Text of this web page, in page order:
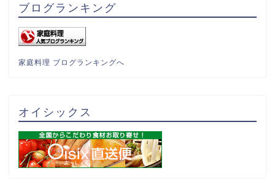
ブログランキング
家庭料理 ブログランキングへ
オイシックス